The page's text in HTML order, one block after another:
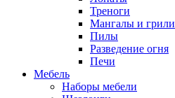
Треноги
Мангалы и грили
Пилы
Разведение огня
Печи
Мебель
Наборы мебели